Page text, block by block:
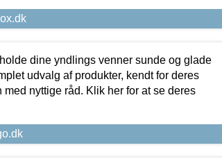
dine yndlings venner sunde og glade
udvalg af produkter, kendt for deres
nyttige råd. Klik her for at se deres